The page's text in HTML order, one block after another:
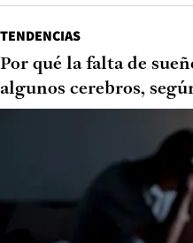
TENDENCIAS
Por qué la falta de
algunos cerebros,